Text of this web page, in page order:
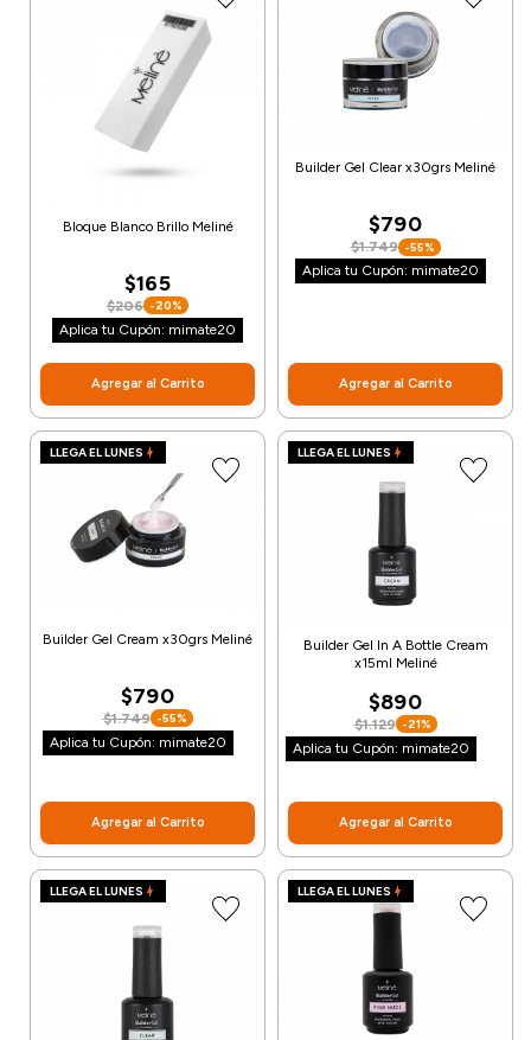
Bloque Blanco Brillo Meliné
$165
$206 -20%
Aplica tu Cupón: mimate20
Agregar al Carrito
Builder Gel Clear x30grs Meliné
$790
$1.749 -55%
Aplica tu Cupón: mimate20
Agregar al Carrito
LLEGA EL LUNES
Builder Gel Cream x30grs Meliné
$790
$1.749 -55%
Aplica tu Cupón: mimate20
Agregar al Carrito
LLEGA EL LUNES
Builder Gel In A Bottle Cream
x15ml Meliné
$890
$1.129 -21%
Aplica tu Cupón: mimate20
Agregar al Carrito
LLEGA EL LUNES LLEGA EL LUNES